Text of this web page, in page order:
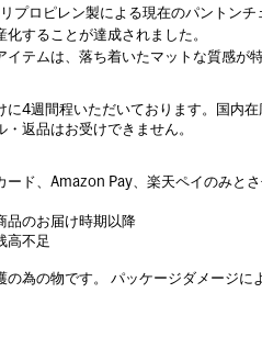
プロピレン製による現在のパントン
することが達成されました。
イテムは、落ち着いたマットな質感が
に4週間程いただいております。国内
返品はお受けできません。
ード、Amazon Pay、楽天ペイのみと
のお届け時期以降
高不足
為の物です。 パッケージダメージに